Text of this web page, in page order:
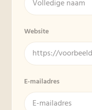
Website
E-mailadres